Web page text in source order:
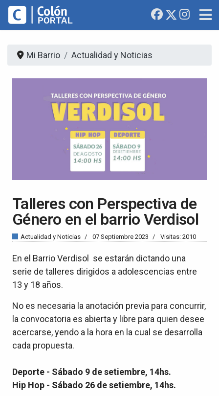
Mi Barrio Actualidad y Noticias
Talleres con Perspectiva de
Género en el barrio Verdisol
Actualidad y Noticias 07 Septiembre 2023 Visitas: 2010
En el Barrio Verdisol se estarán dictando una
serie de talleres dirigidos a adolescencias entre
13 y 18 años.
No es necesaria la anotación previa para concurrir,
la convocatoria es abierta y libre para quien desee
acercarse, yendo a la hora en la cual se desarrolla
cada propuesta.
Deporte - Sábado 9 de setiembre, 14hs.
Hip Hop - Sábado 26 de setiembre, 14hs.